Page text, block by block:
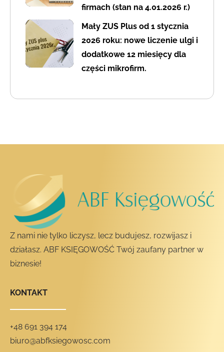
firmach (stan na 4.01.2026 r.)
Mały ZUS Plus od 1 stycznia
2026 roku: nowe liczenie ulgi i
dodatkowe 12 miesięcy dla
części mikrofirm.
Z nami nie tylko liczysz, lecz budujesz, rozwijasz i
działasz. ABF KSIĘGOWOŚĆ Twój zaufany partner w
biznesie!
KONTAKT
+48 691 394 174
biuro@abfksiegowosc.com